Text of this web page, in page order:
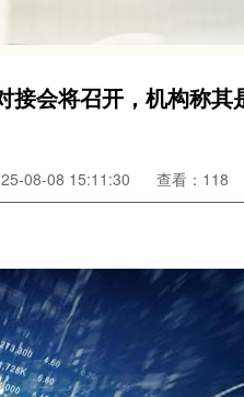
会将召开，机构称其
08-08 15:11:30 查看：118